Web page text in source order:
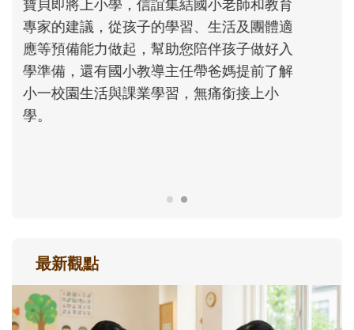
沒有人天生就擅長當爸爸！男人總是在一次
次「前所未有」的體驗中，跟著孩子一起長
大。從給予安全感的肢體遊戲，到獨立自
主、角色認同及解決問題的能力養成。爸爸
正嘗試用不同的模樣，參與孩子每個重要的
最新觀點